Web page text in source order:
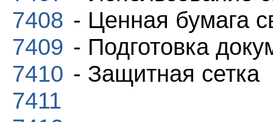
7408 - Ценная бумага
7409 - Подготовка
7410 - Защитная сетка
7411